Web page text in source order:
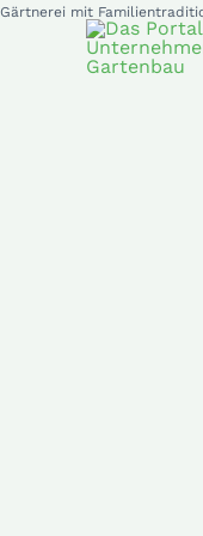
Zum
Gärtnerei mit